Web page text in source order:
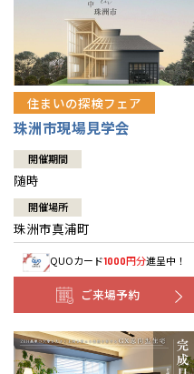
住まいの探検フェア
珠洲市現場見学会
開催期間
随時
開催場所
珠洲市真浦町
QUOカード1000円分進呈中！
ご来場予約